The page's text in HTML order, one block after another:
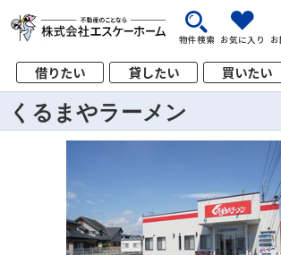
物件検索 お気に入り
借りたい 貸したい 買いたい
くるまやラーメン